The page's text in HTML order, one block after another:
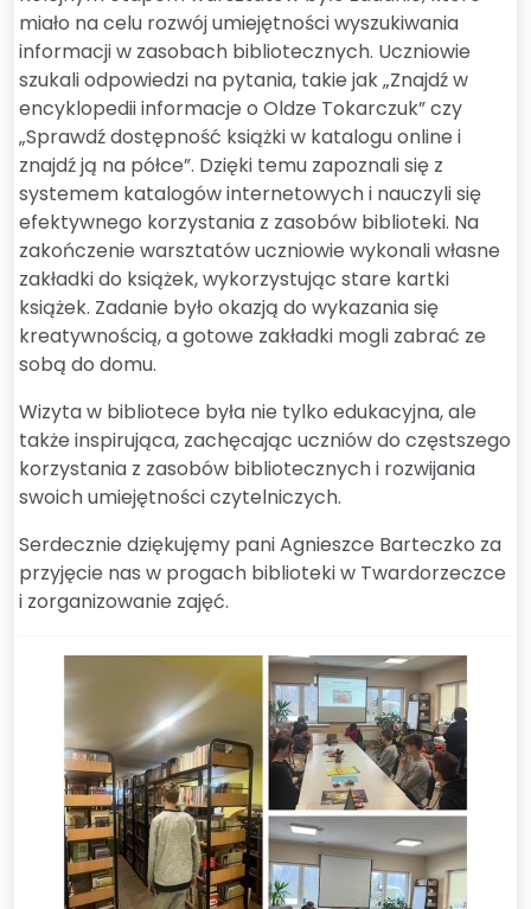
miało na celu rozwój umiejętności wyszukiwania
informacji w zasobach bibliotecznych. Uczniowie
szukali odpowiedzi na pytania, takie jak „Znajdź w
encyklopedii informacje o Oldze Tokarczuk” czy
„Sprawdź dostępność książki w katalogu online i
znajdź ją na półce”. Dzięki temu zapoznali się z
systemem katalogów internetowych i nauczyli się
efektywnego korzystania z zasobów biblioteki. Na
zakończenie warsztatów uczniowie wykonali własne
zakładki do książek, wykorzystując stare kartki
książek. Zadanie było okazją do wykazania się
kreatywnością, a gotowe zakładki mogli zabrać ze
sobą do domu.
Wizyta w bibliotece była nie tylko edukacyjna, ale
także inspirująca, zachęcając uczniów do częstszego
korzystania z zasobów bibliotecznych i rozwijania
swoich umiejętności czytelniczych.
Serdecznie dziękujęmy pani Agnieszce Barteczko za
przyjęcie nas w progach biblioteki w Twardorzeczce
i zorganizowanie zajęć.